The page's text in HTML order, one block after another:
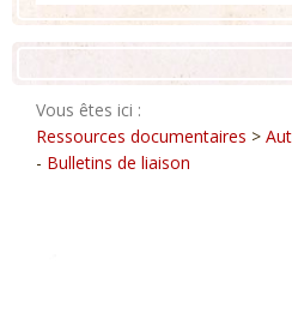
Vous êtes ici :
Ressources documentaires >
- Bulletins de liaison